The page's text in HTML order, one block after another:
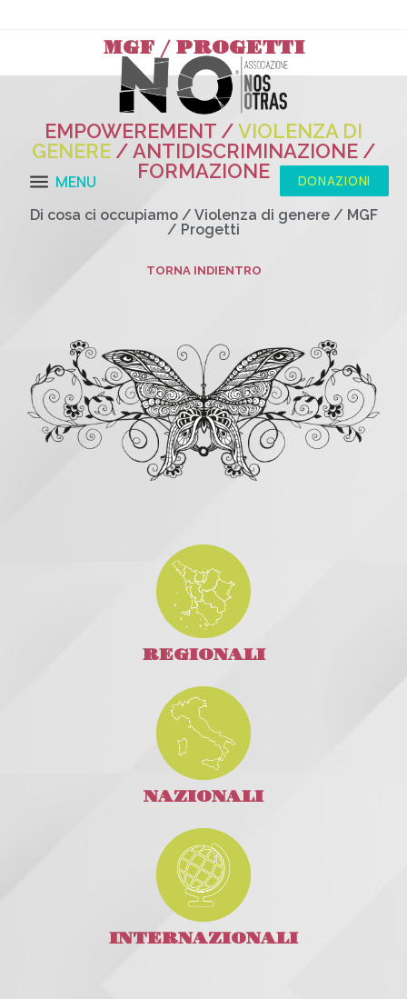
MENU DONAZIONI
MGF / PROGETTI
EMPOWEREMENT /VIOLENZA DI
GENERE/ ANTIDISCRIMINAZIONE /
FORMAZIONE
Di cosa ci occupiamo / Violenza di genere / MGF
/ Progetti
TORNA INDIENTRO
REGIONALI
NAZIONALI
INTERNAZIONALI